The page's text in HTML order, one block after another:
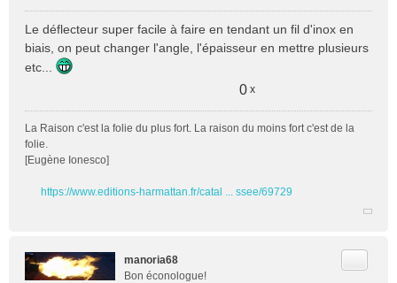
s
s
a
o
n
l
Le déflecteur super facile à faire en tendant un fil d'inox en
biais, on peut changer l'angle, l'épaisseur en mettre plusieurs
etc...
0 x
La Raison c'est la folie du plus fort. La raison du moins fort c'est de la
folie.
[Eugène Ionesco]
https://www.editions-harmattan.fr/catal ... ssee/69729
manoria68
Bon éconologue!